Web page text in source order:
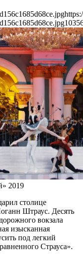
1035
2019
столице
Штраус. Десять
вокзала
изысканная
под легкий
Страуса».